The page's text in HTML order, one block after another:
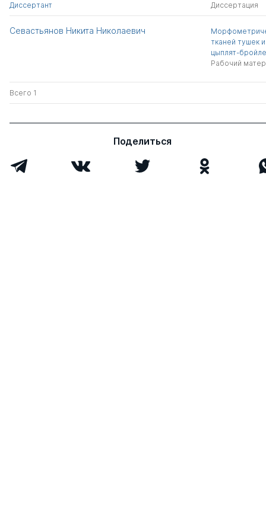
Диссертант Диссертация
Севастьянов Никита Николаевич
тканей тушек
цыплят-
Рабочий
Всего 1
Поделиться